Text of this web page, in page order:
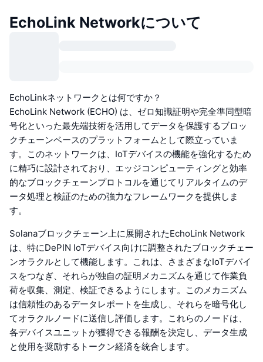
EchoLink Networkについて
EchoLinkネットワークとは何ですか？
EchoLink Network (ECHO) は、ゼロ知識証明や完全準同型暗
号化といった最先端技術を活用してデータを保護するブロッ
クチェーンベースのプラットフォームとして際立っていま
す。このネットワークは、IoTデバイスの機能を強化するため
に精巧に設計されており、エッジコンピューティングと効率
的なブロックチェーンプロトコルを通じてリアルタイムのデ
ータ処理と検証のための強力なフレームワークを提供しま
す。
Solanaブロックチェーン上に展開されたEchoLink Network
は、特にDePIN IoTデバイス向けに調整されたブロックチェー
ンオラクルとして機能します。これは、さまざまなIoTデバイ
スをつなぎ、それらが独自の証明メカニズムを通じて作業負
荷を収集、測定、検証できるようにします。このメカニズム
は信頼性のあるデータレポートを生成し、それらを暗号化し
てオラクルノードに送信し評価します。これらのノードは、
各デバイスユニットが獲得できる報酬を決定し、データ生成
と使用を奨励するトークン経済を統合します。